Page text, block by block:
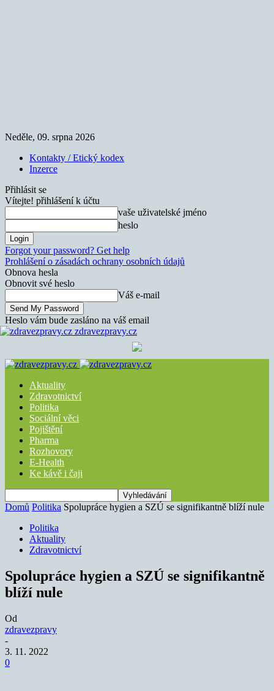
Neděle, 09. srpna 2026
Kontakty / Etický kodex
Inzerce
Přihlásit se
Vítejte! přihlášení k účtu
vaše uživatelské jméno
heslo
Forgot your password? Get help
Prohlášení o zásadách ochrany osobních údajů
Obnova hesla
Obnovit své heslo
Váš e-mail
Heslo vám bude zasláno na váš email
zdravezpravy.cz
Aktuality
Zdravotnictví
Politika
Sociální věci
Pojištění
Pharma
Rozhovory
E-Health
Ke kávě i čaji
Domů Politika Spolupráce hygien a SZÚ se signifikantně blíží nule
Politika
Aktuality
Zdravotnictví
Spolupráce hygien a SZÚ se signifikantně
blíží nule
Od
zdravezpravy
-
3. 11. 2022
0